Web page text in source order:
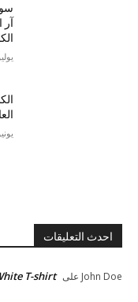
آر
يوليو
يونيو
احدث التعليقات
John Doe على T-shirt